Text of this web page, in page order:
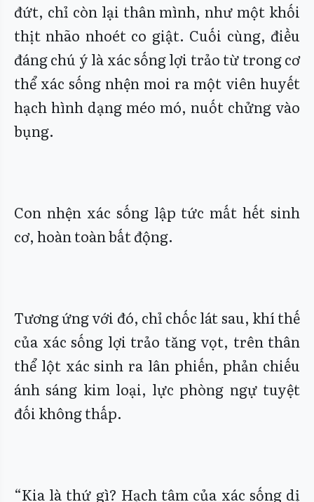
đứt, chỉ còn lại thân mình, như một khối
thịt nhão nhoét co giật. Cuối cùng, điều
đáng chú ý là xác sống lợi trảo từ trong cơ
thể xác sống nhện moi ra một viên huyết
hạch hình dạng méo mó, nuốt chửng vào
bụng.
Con nhện xác sống lập tức mất hết sinh
cơ, hoàn toàn bất động.
Tương ứng với đó, chỉ chốc lát sau, khí thế
của xác sống lợi trảo tăng vọt, trên thân
thể lột xác sinh ra lân phiến, phản chiếu
ánh sáng kim loại, lực phòng ngự tuyệt
đối không thấp.
“Kia là thứ gì? Hạch tâm của xác sống dị